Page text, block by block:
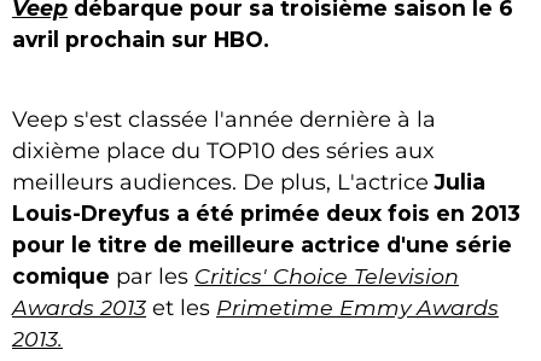
Veep débarque pour sa troisième saison le 6
avril prochain sur HBO.
Veep s'est classée l'année dernière à la
dixième place du TOP10 des séries aux
meilleurs audiences. De plus, L'actriceJulia
Louis-Dreyfus a été primée deux fois en 2013
pour le titre de meilleure actrice d'une série
comique par les Critics' Choice Television
Awards 2013 et les Primetime Emmy Awards
2013.